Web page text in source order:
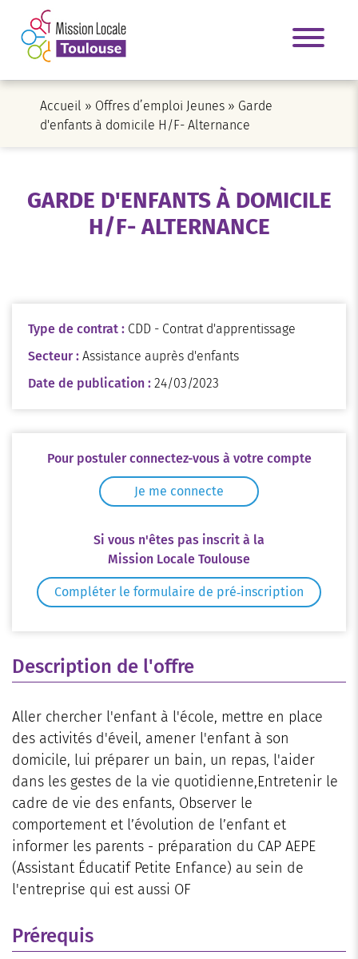
Accueil » Offres d’emploi Jeunes » Garde
d'enfants à domicile H/F- Alternance
GARDE D'ENFANTS À DOMICILE
H/F- ALTERNANCE
Description de l'offre
Aller chercher l'enfant à l'école, mettre en place
des activités d'éveil, amener l'enfant à son
domicile, lui préparer un bain, un repas, l'aider
dans les gestes de la vie quotidienne,Entretenir le
cadre de vie des enfants, Observer le
comportement et l’évolution de l’enfant et
informer les parents - préparation du CAP AEPE
(Assistant Éducatif Petite Enfance) au sein de
l'entreprise qui est aussi OF
Prérequis
Type de contrat : CDD - Contrat d'apprentissage
Secteur : Assistance auprès d'enfants
Date de publication : 24/03/2023
Pour postuler connectez-vous à votre compte
Je me connecte
Si vous n'êtes pas inscrit à la
Mission Locale Toulouse
Compléter le formulaire de pré‑inscription